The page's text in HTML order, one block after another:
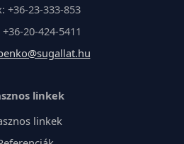
+36-23-333-853
20-424-5411
linkek
linkek